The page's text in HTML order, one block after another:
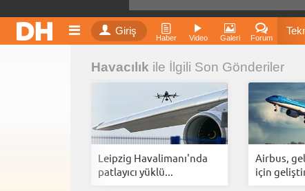
Giriş
Haber Video Galeri Forum
Havacılık ile İlgili Son Gönderiler
Leipzig Havalimanı'nda
patlayıcı yüklü...
Airbus,
için